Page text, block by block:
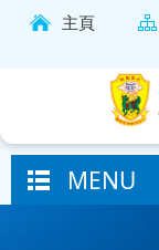
主頁
MENU